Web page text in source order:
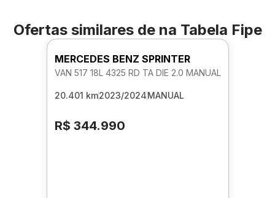
Ofertas similares de na Tabela Fipe
MERCEDES BENZ SPRINTER
VAN 517 18L 4325 RD TA DIE 2.0 MANUAL
20.401 km2023/2024MANUAL
R$ 344.990